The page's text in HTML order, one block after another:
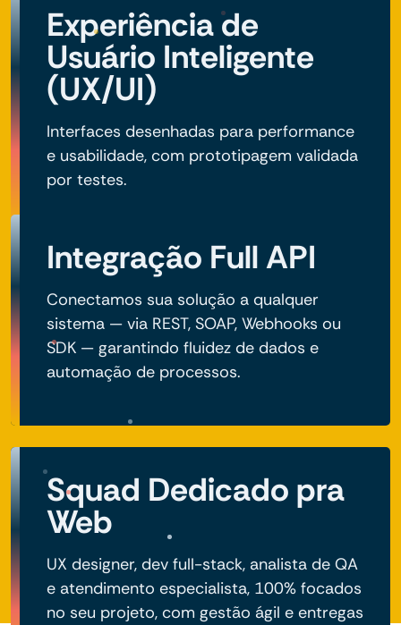
Experiência de
Usuário Inteligente
(UX/UI)
Interfaces desenhadas para performance
e usabilidade, com prototipagem validada
por testes.
Integração Full API
Conectamos sua solução a qualquer
sistema — via REST, SOAP, Webhooks ou
SDK — garantindo fluidez de dados e
automação de processos.
Squad Dedicado pra
Web
UX designer, dev full-stack, analista de QA
e atendimento especialista, 100% focados
no seu projeto, com gestão ágil e entregas